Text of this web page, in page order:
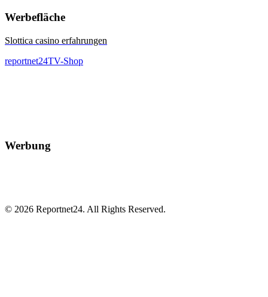
Werbefläche
Slottica casino erfahrungen
reportnet24TV-Shop
Werbung
© 2026 Reportnet24. All Rights Reserved.